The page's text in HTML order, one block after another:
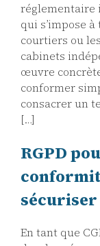
réglementaire
qui s’impose à
courtiers ou
cabinets
œuvre
conformer
consacrer un
[…]
RGPD
En tant que